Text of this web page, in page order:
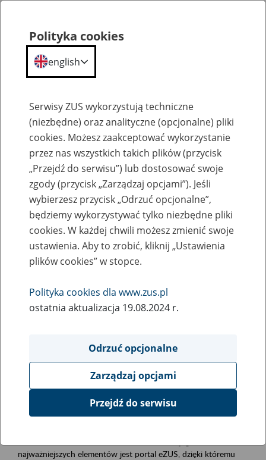
Szkolenia
Zaproś ZUS do siebie - zakładanie profili
eZUS w siedzibie Twojej firmy
Rodzaj wydarzenia
Szkolenia
obsługa klientów
Event description
Platforma Usług Elektronicznych ZUS eZUS
najważniejszych elementów jest portal eZUS, dzięki któremu
Polityka cookies
english
Serwisy ZUS wykorzystują techniczne
(niezbędne) oraz analityczne (opcjonalne) pliki
cookies. Możesz zaakceptować wykorzystanie
przez nas wszystkich takich plików (przycisk
„Przejdź do serwisu”) lub dostosować swoje
zgody (przycisk „Zarządzaj opcjami”). Jeśli
wybierzesz przycisk „Odrzuć opcjonalne”,
będziemy wykorzystywać tylko niezbędne pliki
cookies. W każdej chwili możesz zmienić swoje
ustawienia. Aby to zrobić, kliknij „Ustawienia
plików cookies” w stopce.
Polityka cookies dla www.zus.pl
ostatnia aktualizacja 19.08.2024 r.
Odrzuć opcjonalne
Zarządzaj opcjami
Przejdź do serwisu